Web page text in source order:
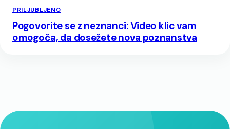
PRILJUBLJENO
Pogovorite se z neznanci: Video klic vam
omogoča, da dosežete nova poznanstva